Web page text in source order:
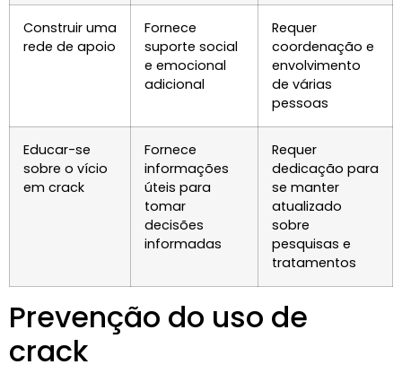
Construir uma
rede de apoio
Fornece
suporte social
e emocional
adicional
Requer
coordenação e
envolvimento
de várias
pessoas
Educar-se
sobre o vício
em crack
Fornece
informações
úteis para
tomar
decisões
informadas
Requer
dedicação para
se manter
atualizado
sobre
pesquisas e
tratamentos
Prevenção do uso de
crack